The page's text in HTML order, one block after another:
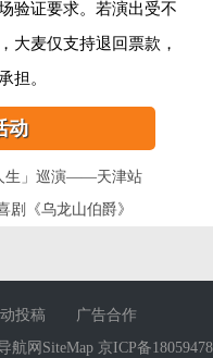
验证要求。若演出受不
大麦仅支持退回票款，
担。
动
生」巡演——天津站
剧《乌龙山伯爵》
投稿
广告合作
航网SiteMap 京ICP备18059478